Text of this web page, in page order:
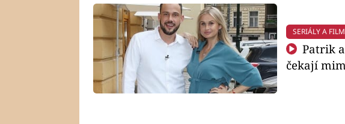
SERIÁLY A
Patrik
čekají